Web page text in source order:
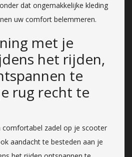
dat ongemakkelijke kleding
uw comfort belemmeren.
met je
het rijden,
te
rug recht te
comfortabel zadel op je scooter
aandacht te besteden aan je